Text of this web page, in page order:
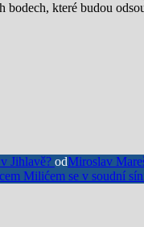
které budou
Jihlavě? odMiroslav
Milićem se v soudní